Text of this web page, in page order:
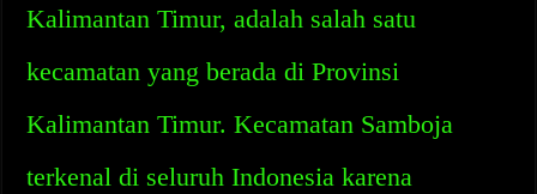
Kalimantan Timur, adalah salah satu
kecamatan yang berada di Provinsi
Kalimantan Timur. Kecamatan Samboja
terkenal di seluruh Indonesia karena